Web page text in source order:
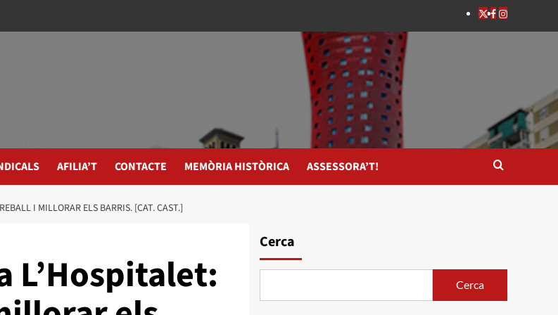
AFILIA’T CONTACTE MEMÒRIA HISTÒRICA ASSESSORA’T!
I MILLORAR ELS BARRIS. [CAT. CAST.]
L’Hospitalet:
Cerca
Cerca